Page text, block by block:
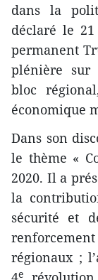
dans la
déclaré le
permanent
plénière sur
bloc
économique
Dans son
le thème «
2020. Il a
la
sécurité et
régionaux ;
e